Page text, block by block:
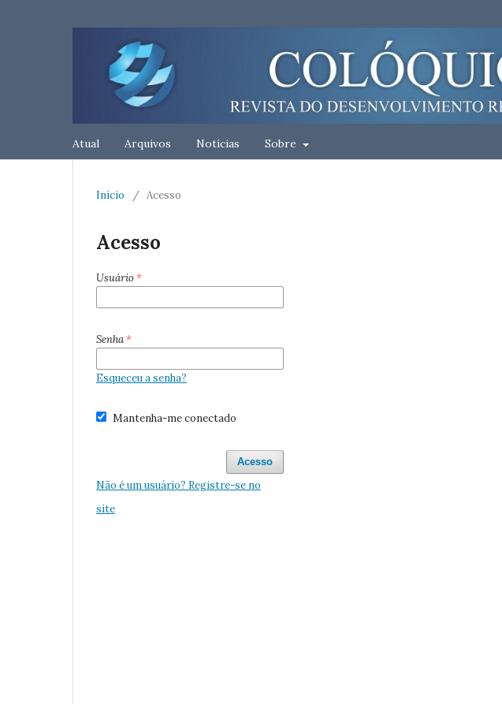
Atual Arquivos Notícias Sobre
Início / Acesso
Acesso
Usuário*
Senha*
Esqueceu a senha?
Mantenha-me conectado
Acesso
Não é um usuário? Registre-se no
site